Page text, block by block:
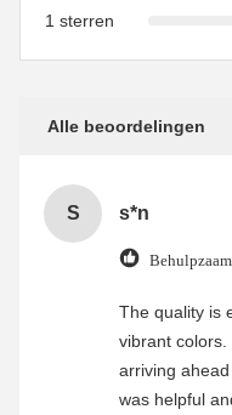
1 sterren
Alle beoordelingen
S s*n
The quality is
vibrant colors.
arriving
was helpful